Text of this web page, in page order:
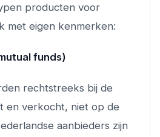
producten voor
met eigen kenmerken:
funds)
rechtstreeks bij de
en verkocht, niet op de
aanbieders zijn